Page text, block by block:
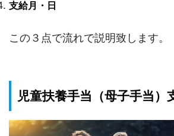
支給月・日
この３点で流れで説明致します。
児童扶養手当（母子手当）